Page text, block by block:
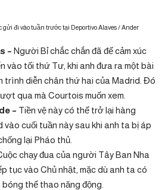
gửi đi vào tuần trước tại Deportivo Alaves / Ander
– Người Bỉ chắc chắn đã để cảm xúc
vào tối thứ Tư, khi anh đưa ra một bài
trình diễn chân thứ hai của Madrid. Đó
qua mà Courtois muốn xem.
– Tiền vệ này có thể trở lại hàng
cuối tuần này sau khi anh ta bị áp
lại Pháo thủ.
chạy đua của người Tây Ban Nha
tục vào Chủ nhật, mặc dù anh ta có
thể thao năng động.